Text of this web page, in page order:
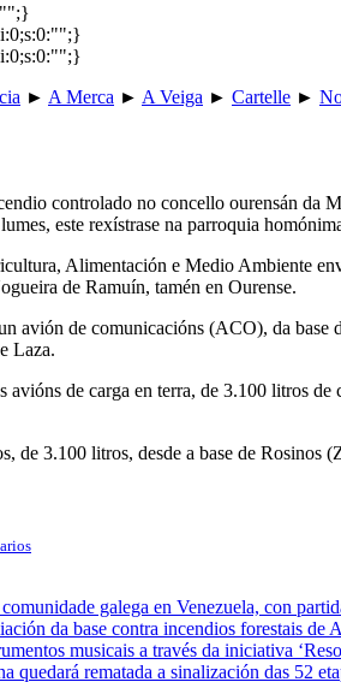
► A Merca ► A Veiga ► Cartelle ►
controlado no concello ourensán da
este rexístrase na parroquia
Alimentación e Medio Ambiente
de Ramuín, tamén en Ourense.
avión de comunicacións (ACO), da
Laza.
de carga en terra, de 3.100 litros
de 3.100 litros, desde a base de Rosinos
galega en Venezuela, con
da base contra incendios forestais de
musicais a través da iniciativa
quedará rematada a sinalización das 52